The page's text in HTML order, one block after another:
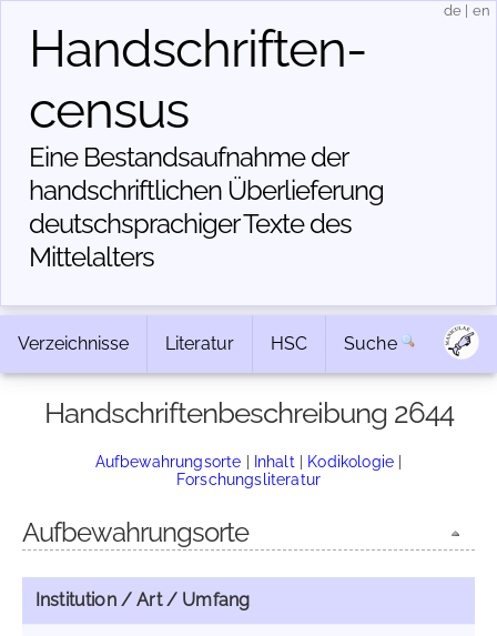
Handschriften­
census
Eine Bestandsaufnahme der
handschriftlichen Über­lieferung
deutschsprachiger Texte des
Mittelalters
de en
Verzeichnisse Literatur HSC Suche
Handschriftenbeschreibung 2644
Aufbewahrungsorte | Inhalt | Kodikologie |
Forschungsliteratur
Aufbewahrungsorte
Institution / Art / Umfang